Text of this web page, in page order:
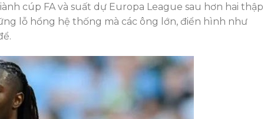
cúp FA và suất dự Europa League sau hơn hai thập
lỗ hổng hệ thống mà các ông lớn, điển hình như